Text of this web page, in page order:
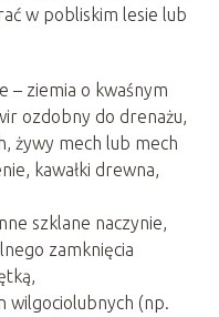
w pobliskim lesie lub
– ziemia o kwaśnym
ozdobny do drenażu,
żywy mech lub mech
kawałki drewna,
szklane naczynie,
zamknięcia
wilgociolubnych (np.